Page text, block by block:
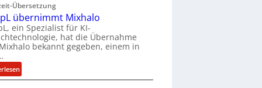
v
a
-
M
a
r
i
a
Übersetzung
übernimmt Mixhalo
ein Spezialist für KI-
hat die Übernahme
bekannt gegeben, einem in
:
D